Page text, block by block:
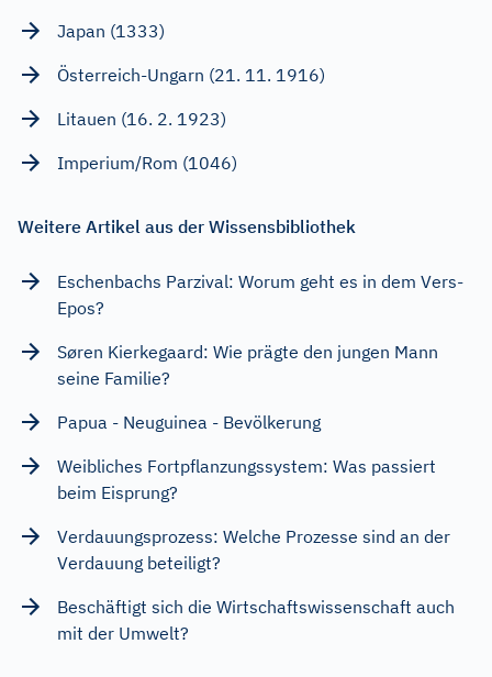
Japan (1333)
Österreich-Ungarn (21. 11. 1916)
Litauen (16. 2. 1923)
Imperium/Rom (1046)
Weitere Artikel aus der Wissensbibliothek
Eschenbachs Parzival: Worum geht es in dem Vers-
Epos?
Søren Kierkegaard: Wie prägte den jungen Mann
seine Familie?
Papua - Neuguinea - Bevölkerung
Weibliches Fortpflanzungssystem: Was passiert
beim Eisprung?
Verdauungsprozess: Welche Prozesse sind an der
Verdauung beteiligt?
Beschäftigt sich die Wirtschaftswissenschaft auch
mit der Umwelt?